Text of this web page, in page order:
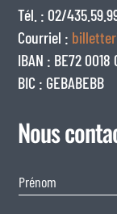
Tél. : 02/
Courriel :
IBAN : BE72 0018
BIC : GEBABEBB
Nous